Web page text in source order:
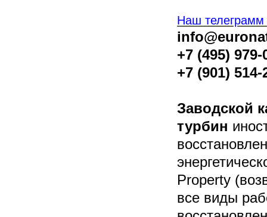
Наш телеграмм
+7 (495) 979-
+7 (901) 514-
Заводской
турбин
Property
все виды